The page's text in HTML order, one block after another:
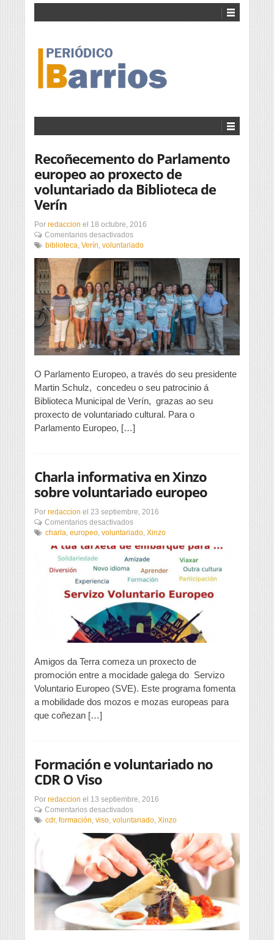
Recoñecemento do Parlamento
europeo ao proxecto de
voluntariado da Biblioteca de
Verín
Por redaccion el 18 octubre, 2016
Comentarios desactivadosen
Recoñecemento
Parlamento
europeo
ao
proxecto
de
voluntariado
da
Biblioteca
de
biblioteca, Verín, voluntariado
O Parlamento Europeo, a través do seu presidente
Martin Schulz, concedeu o seu patrocinio á
Biblioteca Municipal de Verín, grazas ao seu
proxecto de voluntariado cultural. Para o
Parlamento Europeo, […]
Charla informativa en Xinzo
sobre voluntariado europeo
Por redaccion el 23 septiembre, 2016
Comentarios desactivadosen
Charla
Xinzo
sobre
voluntariado
europeo
charla, europeo, voluntariado, Xinzo
Amigos da Terra comeza un proxecto de
promoción entre a mocidade galega do Servizo
Voluntario Europeo (SVE). Este programa fomenta
a mobilidade dos mozos e mozas europeas para
que coñezan […]
Formación e voluntariado no
CDR O Viso
Por redaccion el 13 septiembre, 2016
Comentarios desactivadosen
Formación
voluntariado
no
CDR
O
Viso
cdr, formación, viso, voluntariado, Xinzo